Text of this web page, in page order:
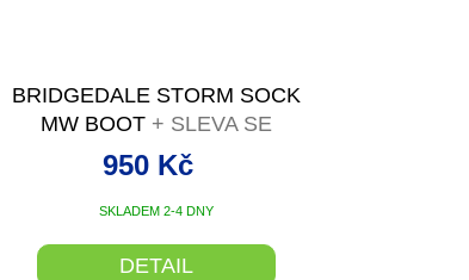
BRIDGEDALE STORM SOCK
MW BOOT + SLEVA SE
SLEVOVÝM KÓDEM
SKLADEM 2-4 DNY
950 Kč
DETAIL